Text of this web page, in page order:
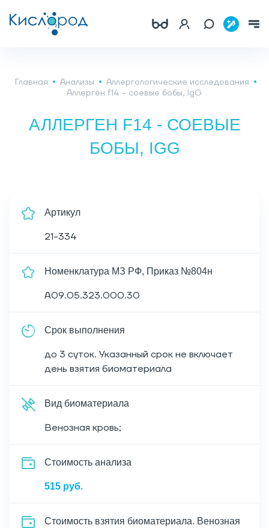
Главная Анализы
Аллергологические исследования
Аллерген f14 - соевые бобы, IgG
АЛЛЕРГЕН F14 - СОЕВЫЕ
БОБЫ, IGG
Артикул
21-334
Номенклатура МЗ РФ, Приказ №804н
A09.05.323.000.30
Срок выполнения
до 3 суток. Указанный срок не включает
день взятия биоматериала
Вид биоматериала
Венозная кровь;
Cтоимость анализа
515 руб.
Стоимость взятия биоматериала. Венозная